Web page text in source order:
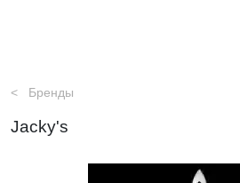
Бренды
Jacky's